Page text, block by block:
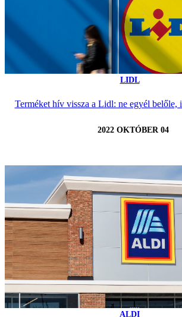
LIDL
Terméket hív vissza a Lidl: ne egyél belőle,
2022 OKTÓBER 04
ALDI